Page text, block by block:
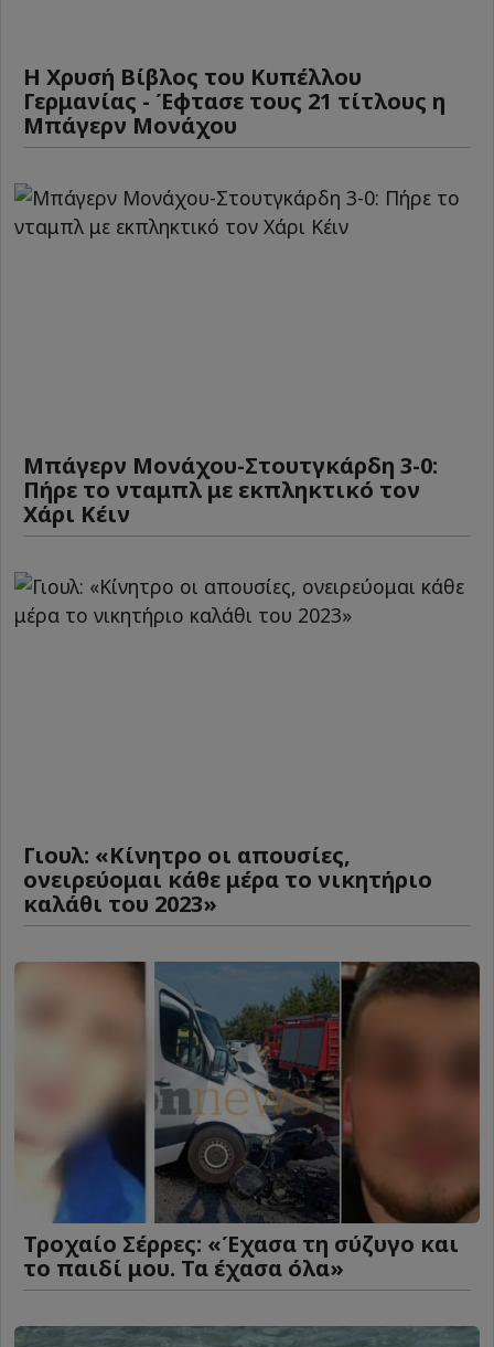
Η Χρυσή Βίβλος του Κυπέλλου
Γερμανίας - Έφτασε τους 21 τίτλους η
Μπάγερν Μονάχου
Μπάγερν Μονάχου-Στουτγκάρδη 3-0:
Πήρε το νταμπλ με εκπληκτικό τον
Χάρι Κέιν
Γιουλ: «Κίνητρο οι απουσίες,
ονειρεύομαι κάθε μέρα το νικητήριο
καλάθι του 2023»
Τροχαίο Σέρρες: «Έχασα τη σύζυγο και
το παιδί μου. Τα έχασα όλα»